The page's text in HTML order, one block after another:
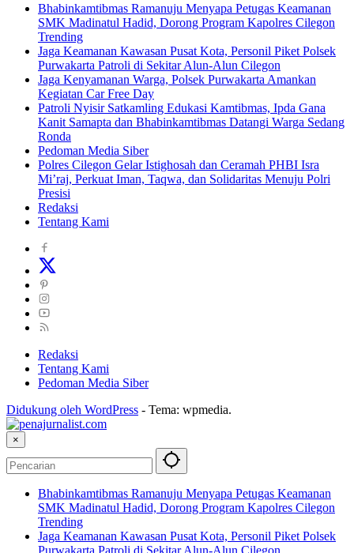
Bhabinkamtibmas Ramanuju Menyapa Petugas Keamanan
SMK Madinatul Hadid, Dorong Program Kapolres Cilegon
Trending
Jaga Keamanan Kawasan Pusat Kota, Personil Piket Polsek
Purwakarta Patroli di Sekitar Alun-Alun Cilegon
Jaga Kenyamanan Warga, Polsek Purwakarta Amankan
Kegiatan Car Free Day
Patroli Nyisir Satkamling Edukasi Kamtibmas, Ipda Gana
Kanit Samapta dan Bhabinkamtibmas Datangi Warga Sedang
Ronda
Pedoman Media Siber
Polres Cilegon Gelar Istighosah dan Ceramah PHBI Isra
Mi’raj, Perkuat Iman, Taqwa, dan Solidaritas Menuju Polri
Presisi
Redaksi
Tentang Kami
Redaksi
Tentang Kami
Pedoman Media Siber
Didukung oleh WordPress - Tema: wpmedia.
×
Bhabinkamtibmas Ramanuju Menyapa Petugas Keamanan
SMK Madinatul Hadid, Dorong Program Kapolres Cilegon
Trending
Jaga Keamanan Kawasan Pusat Kota, Personil Piket Polsek
Purwakarta Patroli di Sekitar Alun-Alun Cilegon